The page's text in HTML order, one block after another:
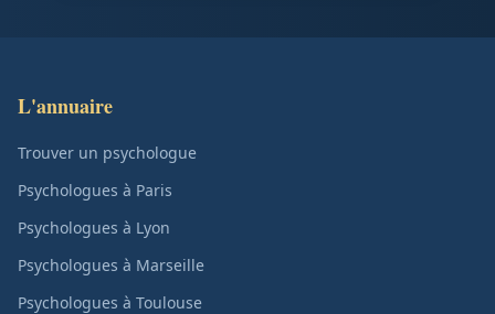
L'annuaire
Trouver un psychologue
Psychologues à Paris
Psychologues à Lyon
Psychologues à Marseille
Psychologues à Toulouse